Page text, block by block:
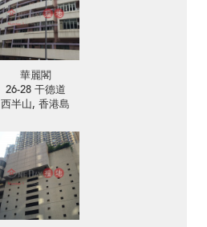
華麗閣
26-28 干德道
西半山, 香港島